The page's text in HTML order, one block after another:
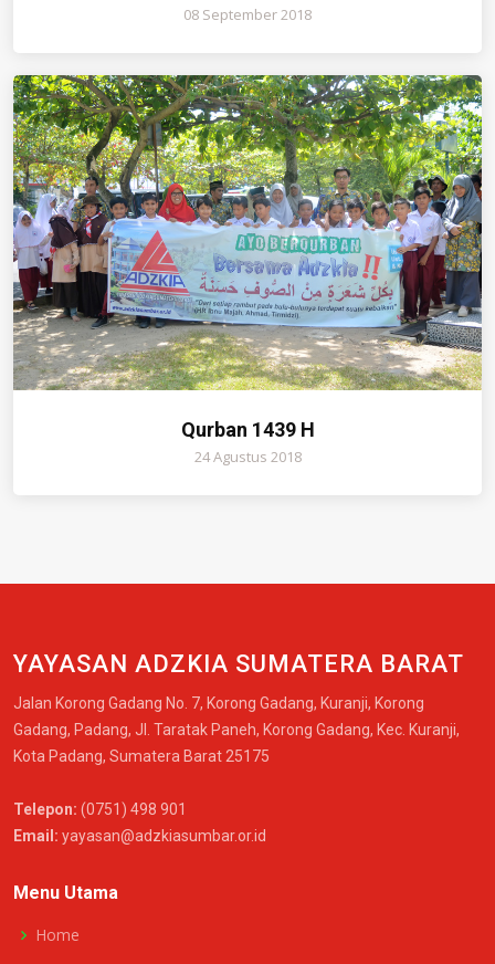
08 September 2018
Qurban 1439 H
24 Agustus 2018
YAYASAN ADZKIA SUMATERA BARAT
Jalan Korong Gadang No. 7, Korong Gadang, Kuranji, Korong
Gadang, Padang, Jl. Taratak Paneh, Korong Gadang, Kec. Kuranji,
Kota Padang, Sumatera Barat 25175
Telepon: (0751) 498 901
Email: yayasan@adzkiasumbar.or.id
Menu Utama
Home